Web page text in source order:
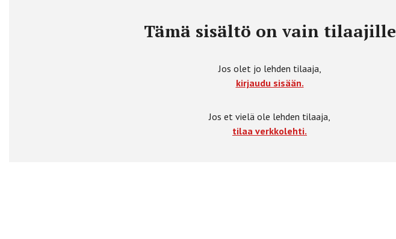
Tämä sisältö on vain tilaajille
Jos olet jo lehden tilaaja,
kirjaudu sisään.
Jos et vielä ole lehden tilaaja,
tilaa verkkolehti.